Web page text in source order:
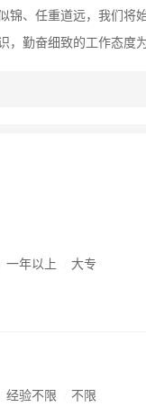
锦、任重道远，我们将
，勤奋细致的工作态度
一年以上 大专
经验不限 不限